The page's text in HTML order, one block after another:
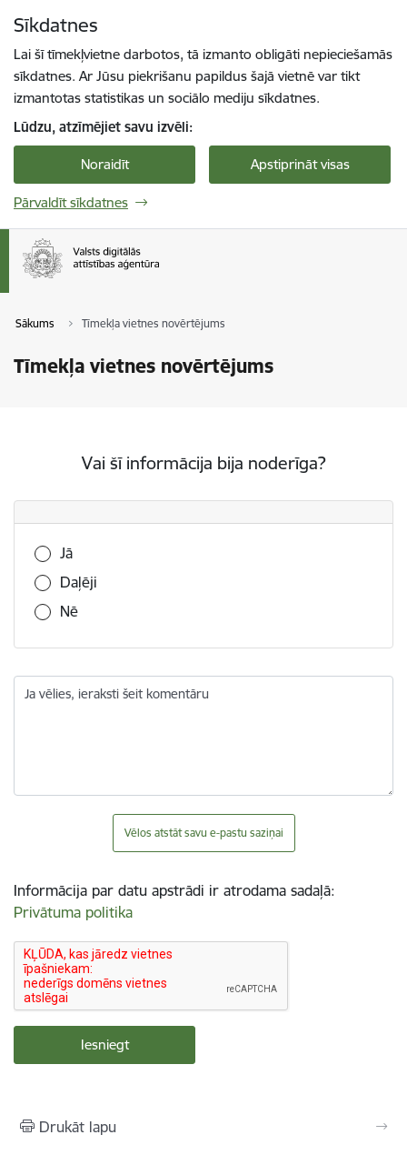
Sīkdatnes
Lai šī tīmekļvietne darbotos, tā izmanto obligāti nepieciešamās
sīkdatnes. Ar Jūsu piekrišanu papildus šajā vietnē var tikt
izmantotas statistikas un sociālo mediju sīkdatnes.
Lūdzu, atzīmējiet savu izvēli:
Noraidīt Apstiprināt visas
Pārvaldīt sīkdatnes
Sākums Tīmekļa vietnes novērtējums
Tīmekļa vietnes novērtējums
Vai šī informācija bija noderīga?
Vai šī informācija bija noderīga?
Jā
Daļēji
Nē
Ja vēlies, ieraksti šeit komentāru
Vēlos atstāt savu e-pastu saziņai
Informācija par datu apstrādi ir atrodama sadaļā:
Privātuma politika
Drukāt lapu